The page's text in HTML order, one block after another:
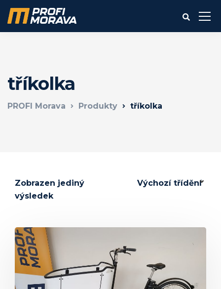
tříkolka
PROFI Morava Produkty tříkolka
Zobrazen jediný
výsledek